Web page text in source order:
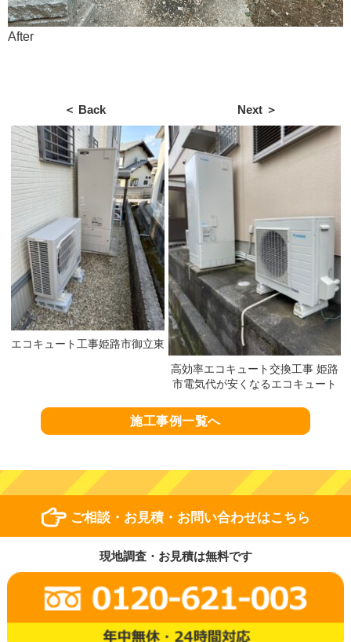
After
＜ Back
エコキュート工事姫路市御立東
Next ＞
高効率エコキュート交換工事 姫路
市電気代が安くなるエコキュート
施工事例一覧へ
ご相談・お見積・お問い合わせはこちら
現地調査・お見積は無料です